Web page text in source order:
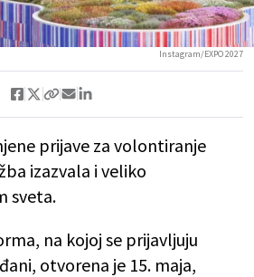
Instagram/EXPO 2027
prijave za volontiranje
izazvala i veliko
sveta.
na kojoj se prijavljuju
otvorena je 15. maja,